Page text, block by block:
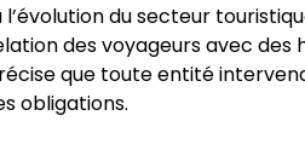
du secteur
des voyageurs avec des
que toute entité
obligations.